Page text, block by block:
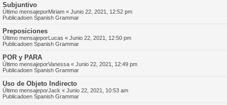
Subjuntivo
Último mensajeporMiriam « Junio 22, 2021, 12:52 pm
Publicadoen Spanish Grammar
Preposiciones
Último mensajeporLucas « Junio 22, 2021, 12:50 pm
Publicadoen Spanish Grammar
POR y PARA
Último mensajeporVanessa « Junio 22, 2021, 12:49 pm
Publicadoen Spanish Grammar
Uso de Objeto Indirecto
Último mensajeporJack « Junio 22, 2021, 10:53 am
Publicadoen Spanish Grammar